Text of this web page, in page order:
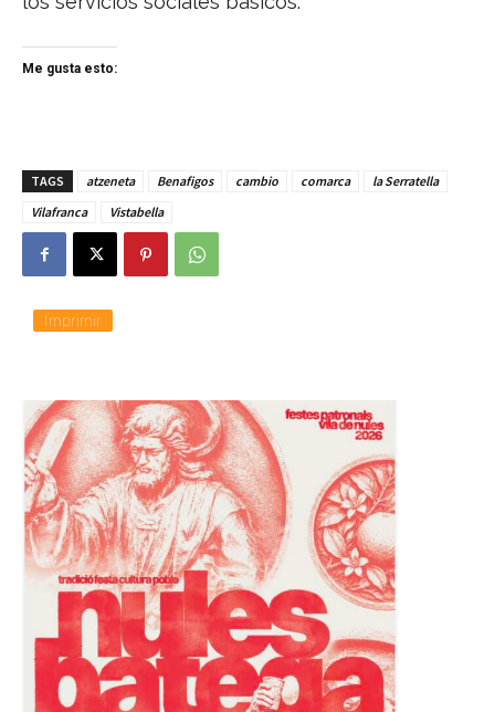
Me gusta esto:
TAGS atzeneta Benafigos cambio comarca
la Serratella
Vilafranca
Vistabella
Imprimir